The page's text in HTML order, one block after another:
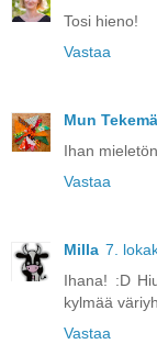
Tosi hieno!
Vastaa
Mun Tekemä
Ihan
Vastaa
Milla 7.
Ihana! :D
kylmää
Vastaa